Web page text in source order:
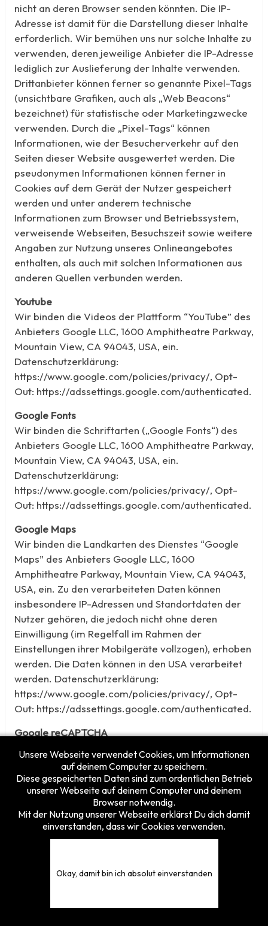
nicht an deren Browser senden könnten. Die IP-
Adresse ist damit für die Darstellung dieser Inhalte
erforderlich. Wir bemühen uns nur solche Inhalte zu
verwenden, deren jeweilige Anbieter die IP-Adresse
lediglich zur Auslieferung der Inhalte verwenden.
Drittanbieter können ferner so genannte Pixel-Tags
(unsichtbare Grafiken, auch als „Web Beacons“
bezeichnet) für statistische oder Marketingzwecke
verwenden. Durch die „Pixel-Tags“ können
Informationen, wie der Besucherverkehr auf den
Seiten dieser Website ausgewertet werden. Die
pseudonymen Informationen können ferner in
Cookies auf dem Gerät der Nutzer gespeichert
werden und unter anderem technische
Informationen zum Browser und Betriebssystem,
verweisende Webseiten, Besuchszeit sowie weitere
Angaben zur Nutzung unseres Onlineangebotes
enthalten, als auch mit solchen Informationen aus
anderen Quellen verbunden werden.
Youtube
Wir binden die Videos der Plattform “YouTube” des
Anbieters Google LLC, 1600 Amphitheatre Parkway,
Mountain View, CA 94043, USA, ein.
Datenschutzerklärung:
https://www.google.com/policies/privacy/, Opt-
Out: https://adssettings.google.com/authenticated.
Google Fonts
Wir binden die Schriftarten („Google Fonts“) des
Anbieters Google LLC, 1600 Amphitheatre Parkway,
Mountain View, CA 94043, USA, ein.
Datenschutzerklärung:
https://www.google.com/policies/privacy/, Opt-
Out: https://adssettings.google.com/authenticated.
Google Maps
Wir binden die Landkarten des Dienstes “Google
Maps” des Anbieters Google LLC, 1600
Amphitheatre Parkway, Mountain View, CA 94043,
USA, ein. Zu den verarbeiteten Daten können
insbesondere IP-Adressen und Standortdaten der
Nutzer gehören, die jedoch nicht ohne deren
Einwilligung (im Regelfall im Rahmen der
Einstellungen ihrer Mobilgeräte vollzogen), erhoben
werden. Die Daten können in den USA verarbeitet
werden. Datenschutzerklärung:
https://www.google.com/policies/privacy/, Opt-
Out: https://adssettings.google.com/authenticated.
Google reCAPTCHA
reCAPTCHA zur Überprüfung und Vermeidung von
Interaktionen auf unserer Internetseite durch
automatisierte Zugriffe, bspw. durch sog. Bots, ein.
Es handelt sich hierbei um einen Dienst der Google
LLC, 1600 Amphitheatre Parkway, Mountain View,
CA 94043 USA, nachfolgend nur „Google“ genannt.
https://www.privacyshield.gov/participant?
Google, dass die Datenschutzvorgaben der EU auch
Unsere Webseite verwendet Cookies, um Informationen
auf deinem Computer zu speichern.
Diese gespeicherten Daten sind zum ordentlichen Betrieb
unserer Webseite auf deinem Computer und deinem
Browser notwendig.
Mit der Nutzung unserer Webseite erklärst Du dich damit
einverstanden, dass wir Cookies verwenden.
Okay, damit bin ich absolut einverstanden